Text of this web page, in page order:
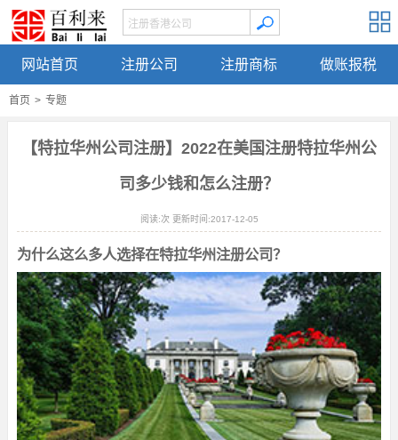
网站首页 注册公司 注册商标 做账报税
首页 > 专题
【特拉华州公司注册】2022在美国注册特拉华州公
司多少钱和怎么注册？
阅读:次 更新时间:2017-12-05
为什么这么多人选择在特拉华州注册公司？